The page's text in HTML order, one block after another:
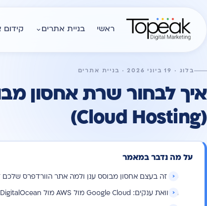
ראשי בניית אתרים קידום
בלוג · 19 ביוני 2026 · בניית אתרים
איך לבחור שרת אחסון
(Cloud Hosting)
על מה נדבר במאמר
מה זה בעצם אחסון מבוסס ענן ולמה אתר הוורדפרס שלכם
השוואת ענקים: Google Cloud מול AWS מול DigitalOcean